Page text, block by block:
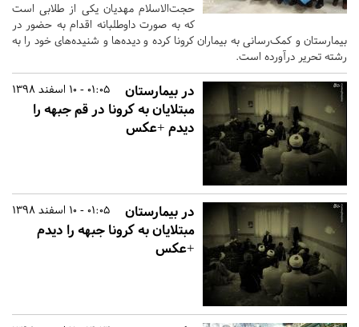
حجت‌الاسلام مهدیان یکی از طلابی است
که به صورت داوطلبانه اقدام به حضور در
بیمارستان و کمک‌رسانی به بیماران کرونا کرده و دیده‌ها و شنیده‌های خود را به
رشته تحریر درآورده است.
01:05 - 10 اسفند 1398
در بیمارستان
مبتلایان به کرونا در قم جبهه را
دیدم +عکس
01:05 - 10 اسفند 1398
در بیمارستان
مبتلایان به کرونا جبهه را دیدم
+عکس